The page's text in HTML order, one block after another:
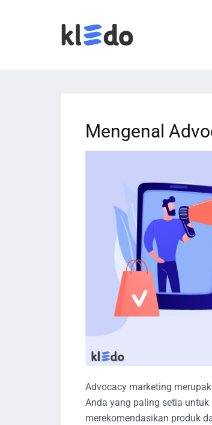
Mengenal
Advocacy marketing
Anda yang paling setia
merekomendasikan produk